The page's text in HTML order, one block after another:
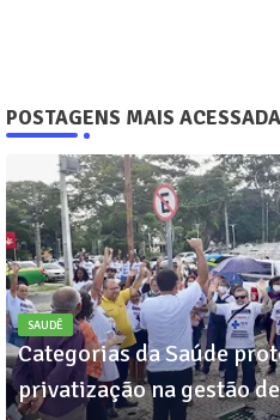
POSTAGENS MAIS
SAUDÊ
Categorias da Saúde
privatização na gestão